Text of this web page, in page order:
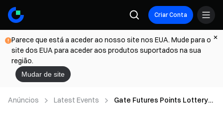
Criar Conta
Parece que está a aceder ao nosso site nos EUA. Mude para o
site dos EUA para aceder aos produtos suportados na sua
região.
Mudar de site
Anúncios Latest Events
Gate Futures Points Lottery